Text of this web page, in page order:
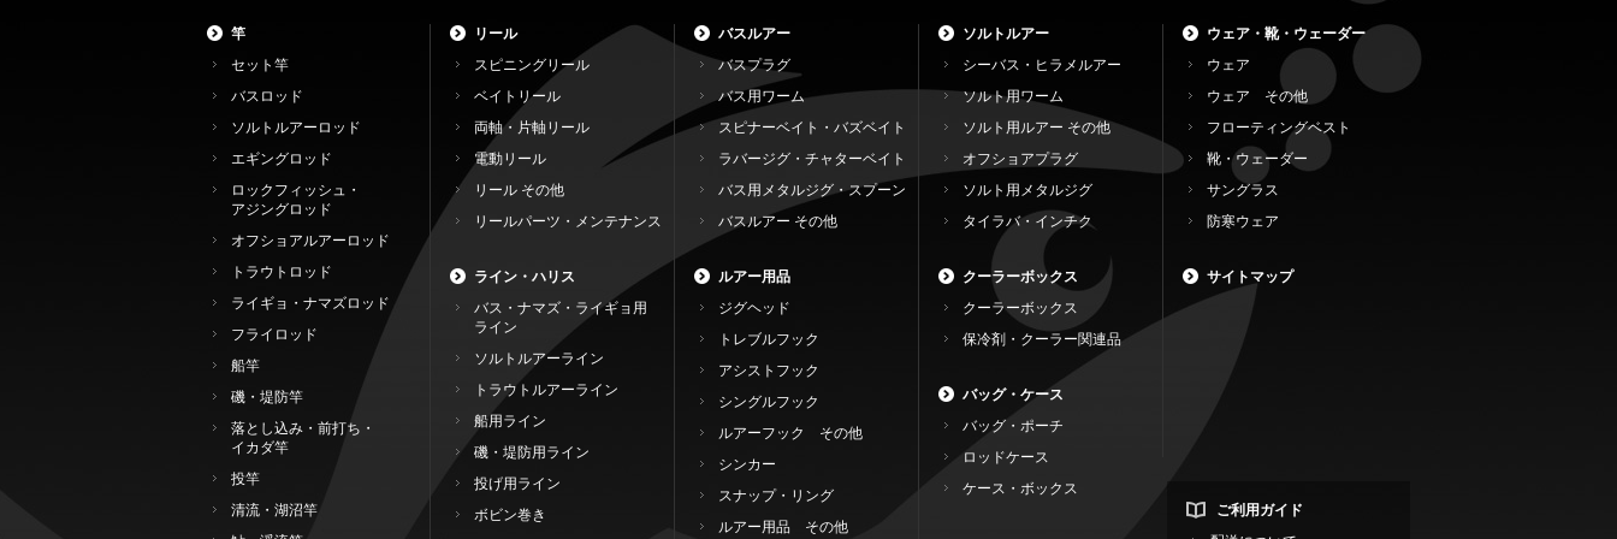
竿
セット竿
バスロッド
ソルトルアーロッド
エギングロッド
ロックフィッシュ・
アジングロッド
オフショアルアーロッド
トラウトロッド
ライギョ・ナマズロッド
フライロッド
船竿
磯・堤防竿
落とし込み・前打ち・
イカダ竿
投竿
清流・湖沼竿
リール
スピニングリール
ベイトリール
両軸・片軸リール
電動リール
リール その他
リールパーツ・メンテナンス
ライン・ハリス
バス・ナマズ・ライギョ用
ライン
ソルトルアーライン
トラウトルアーライン
船用ライン
磯・堤防用ライン
投げ用ライン
ボビン巻き
バスルアー
バスプラグ
バス用ワーム
スピナーベイト・バズベイト
ラバージグ・チャターベイト
バス用メタルジグ・スプーン
バスルアー その他
ルアー用品
ジグヘッド
トレブルフック
アシストフック
シングルフック
ルアーフック その他
シンカー
スナップ・リング
ルアー用品 その他
ソルトルアー
シーバス・ヒラメルアー
ソルト用ワーム
ソルト用ルアー その他
オフショアプラグ
ソルト用メタルジグ
タイラバ・インチク
クーラーボックス
クーラーボックス
保冷剤・クーラー関連品
バッグ・ケース
バッグ・ポーチ
ロッドケース
ケース・ボックス
ウェア・靴・ウェーダー
ウェア
ウェア その他
フローティングベスト
靴・ウェーダー
サングラス
防寒ウェア
サイトマップ
ご利用ガイド